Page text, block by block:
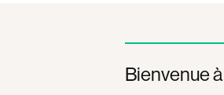
Bienvenue